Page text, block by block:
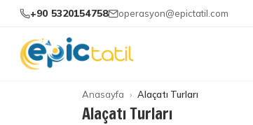
+90 5320154758 operasyon@epictatil.com
Anasayfa Alaçatı Turları
Alaçatı Turları